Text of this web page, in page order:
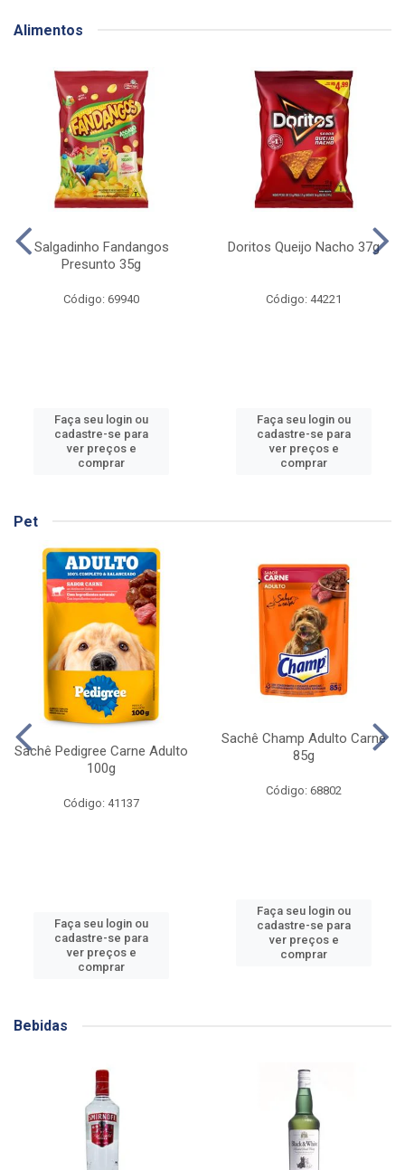
Alimentos
Salgadinho Fandangos
Presunto 35g
Código: 69940
Faça seu login ou
cadastre-se para
ver preços e
comprar
Doritos Queijo Nacho 37g
Código: 44221
Faça seu login ou
cadastre-se para
ver preços e
comprar
Pet
Sachê Pedigree Carne Adulto
100g
Código: 41137
Faça seu login ou
cadastre-se para
ver preços e
comprar
Sachê Champ Adulto Carne
85g
Código: 68802
Faça seu login ou
cadastre-se para
ver preços e
comprar
Bebidas